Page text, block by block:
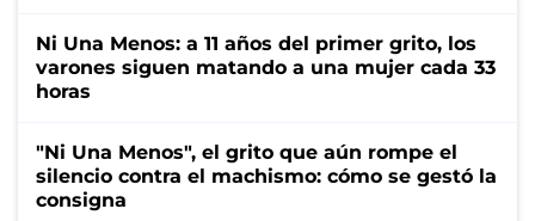
Ni Una Menos: a 11 años del primer grito, los
varones siguen matando a una mujer cada 33
horas
"Ni Una Menos", el grito que aún rompe el
silencio contra el machismo: cómo se gestó la
consigna